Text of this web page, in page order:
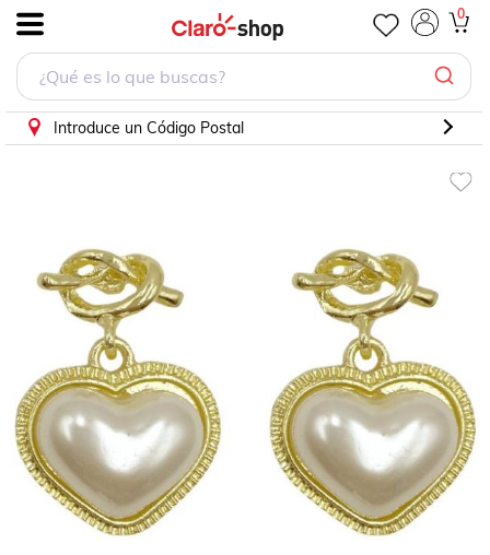
0
Introduce un Código Postal